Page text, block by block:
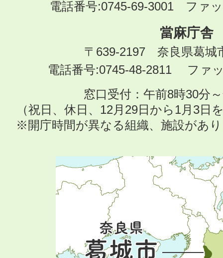
電話番号:0745-69-3001 ファ
當麻庁舎
〒639-2197 奈良県葛城
電話番号:0745-48-2811 ファ
窓口受付：午前8時30分
（祝日、休日、12月29日から1月3日
※開庁時間が異なる組織、施設があ